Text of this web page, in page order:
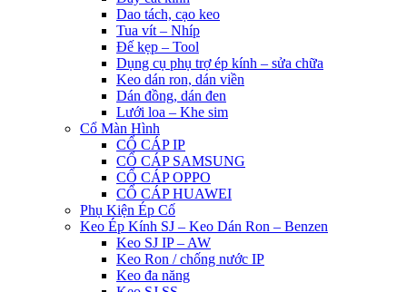
Dao tách, cạo keo
Tua vít – Nhíp
Đế kẹp – Tool
Dụng cụ phụ trợ ép kính – sửa chữa
Keo dán ron, dán viền
Dán đồng, dán đen
Lưới loa – Khe sim
Cổ Màn Hình
CỔ CÁP IP
CỔ CÁP SAMSUNG
CỔ CÁP OPPO
CỔ CÁP HUAWEI
Phụ Kiện Ép Cố
Keo Ép Kính SJ – Keo Dán Ron – Benzen
Keo SJ IP – AW
Keo Ron / chống nước IP
Keo đa năng